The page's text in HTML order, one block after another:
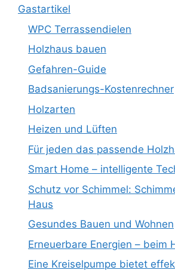
Gastartikel
WPC Terrassendielen
Holzhaus bauen
Gefahren-Guide
Badsanierungs-Kostenrechner
Holzarten
Heizen und Lüften
Für jeden das passende
Smart Home – intelligente
Schutz vor Schimmel:
Haus
Gesundes Bauen und Wohnen
Erneuerbare Energien – beim
Eine Kreiselpumpe bietet